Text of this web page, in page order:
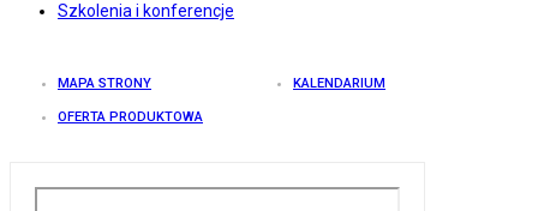
Szkolenia i konferencje
MAPA STRONY KALENDARIUM
OFERTA PRODUKTOWA